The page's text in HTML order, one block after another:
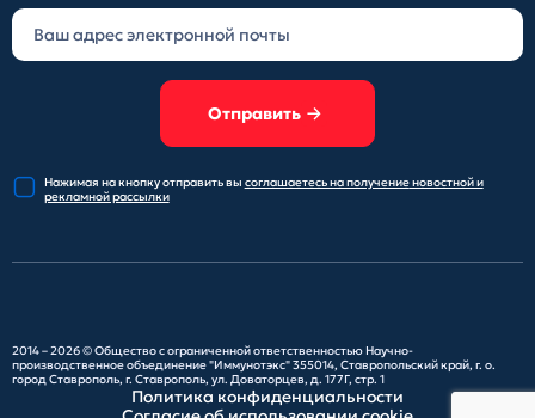
Отправить
Нажимая на кнопку отправитьвы соглашаетесь на получениеновостной и
рекламной рассылки
2014 – 2026 ©Общество с ограниченной ответственностью Научно-
производственное объединение "Иммунотэкс"355014, Ставропольский край, г. о.
город Ставрополь, г. Ставрополь, ул. Доваторцев, д. 177Г, стр. 1
Политика конфиденциальности